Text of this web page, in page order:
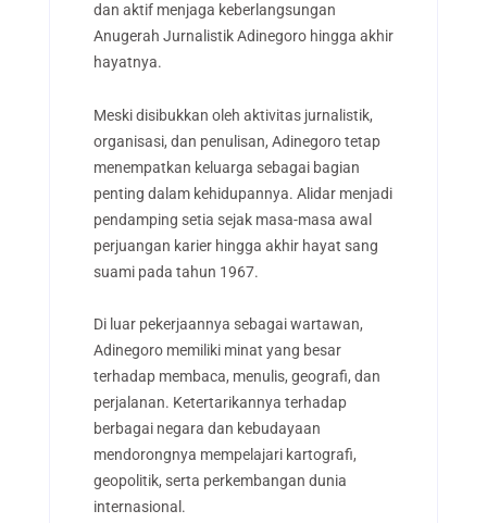
dan aktif menjaga keberlangsungan
Anugerah Jurnalistik Adinegoro hingga akhir
hayatnya.
Meski disibukkan oleh aktivitas jurnalistik,
organisasi, dan penulisan, Adinegoro tetap
menempatkan keluarga sebagai bagian
penting dalam kehidupannya. Alidar menjadi
pendamping setia sejak masa-masa awal
perjuangan karier hingga akhir hayat sang
suami pada tahun 1967.
Di luar pekerjaannya sebagai wartawan,
Adinegoro memiliki minat yang besar
terhadap membaca, menulis, geografi, dan
perjalanan. Ketertarikannya terhadap
berbagai negara dan kebudayaan
mendorongnya mempelajari kartografi,
geopolitik, serta perkembangan dunia
internasional.